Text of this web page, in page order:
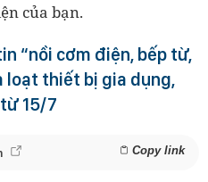
của bạn.
“nồi cơm điện, bếp từ,
loạt thiết bị gia dụng,
15/7
Copy link